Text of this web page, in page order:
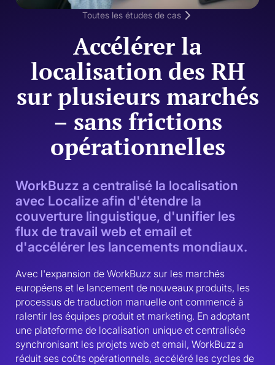
Toutes les études de cas
Accélérer la
localisation des RH
sur plusieurs marchés
– sans frictions
opérationnelles
WorkBuzz a centralisé la localisation
avec Localize afin d'étendre la
couverture linguistique, d'unifier les
flux de travail web et email et
d'accélérer les lancements mondiaux.
Avec l'expansion de WorkBuzz sur les marchés
européens et le lancement de nouveaux produits, les
processus de traduction manuelle ont commencé à
ralentir les équipes produit et marketing. En adoptant
une plateforme de localisation unique et centralisée
synchronisant les projets web et email, WorkBuzz a
réduit ses coûts opérationnels, accéléré les cycles de